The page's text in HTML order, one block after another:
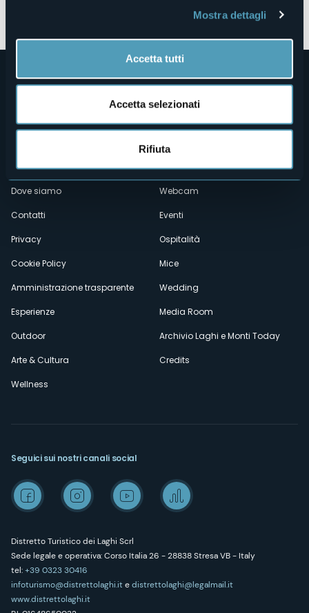
Mostra dettagli
Accetta tutti
Accetta selezionati
Rifiuta
Menù
secondario
Chi siamo
Dove siamo
Contatti
Privacy
Cookie Policy
Amministrazione trasparente
Esperienze
Outdoor
Arte & Cultura
Wellness
Enogastronomia
Webcam
Eventi
Ospitalità
Mice
Wedding
Media Room
Archivio Laghi e Monti Today
Credits
Distretto Turistico dei Laghi Scrl
Sede legale e operativa: Corso Italia 26 - 28838 Stresa VB - Italy
tel:+39 0323 30416
infoturismo@distrettolaghi.itedistrettolaghi@legalmail.it
www.distrettolaghi.it
Seguici sui nostri canali social